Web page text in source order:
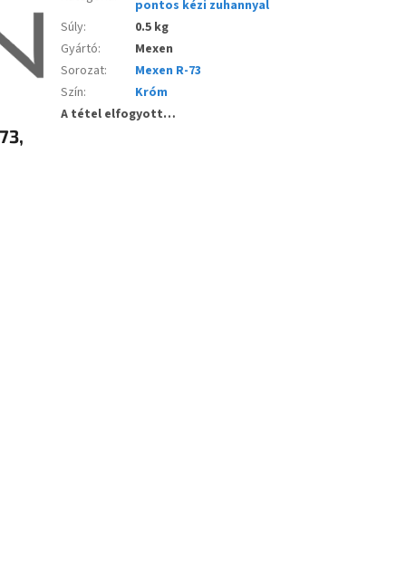
pontos kézi zuhannyal
Súly:
0.5 kg
Gyártó:
Mexen
Sorozat:
Mexen R-73
Szín:
Króm
A tétel elfogyott…